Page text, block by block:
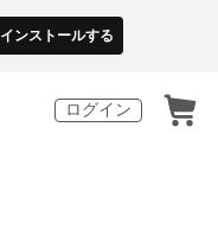
インストールする
ログイン